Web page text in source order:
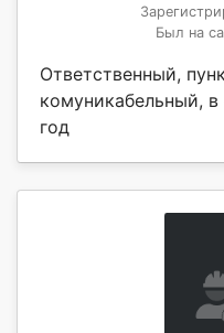
Был на
Ответственный,
комуникабельный,
год